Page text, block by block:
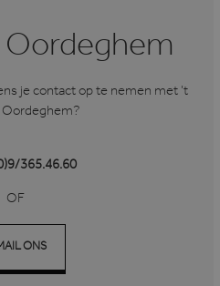
Oordeghem
je contact op te nemen met ’t
Oordeghem?
365.46.60
OF
ONS